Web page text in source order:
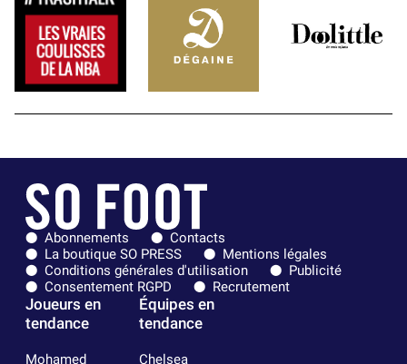
Abonnements
Contacts
La boutique SO PRESS
Mentions légales
Conditions générales d'utilisation
Publicité
Consentement RGPD
Recrutement
Joueurs en
tendance
Mohamed
Équipes en
tendance
Chelsea